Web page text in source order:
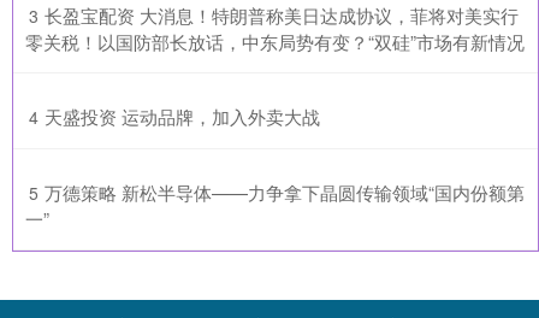
3 ​长盈宝配资 大消息！特朗普称美日达成协议，菲将对美实行
零关税！以国防部长放话，中东局势有变？“双硅”市场有新情况
4 ​天盛投资 运动品牌，加入外卖大战
5 ​万德策略 新松半导体——力争拿下晶圆传输领域“国内份额第
一”